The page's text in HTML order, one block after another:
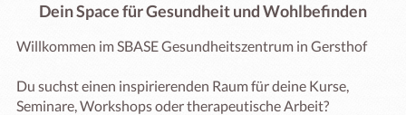
Dein Space für Gesundheit und Wohlbefinden
Willkommen im SBASE Gesundheitszentrum in Gersthof
Du suchst einen inspirierenden Raum für deine Kurse,
Seminare, Workshops oder therapeutische Arbeit?